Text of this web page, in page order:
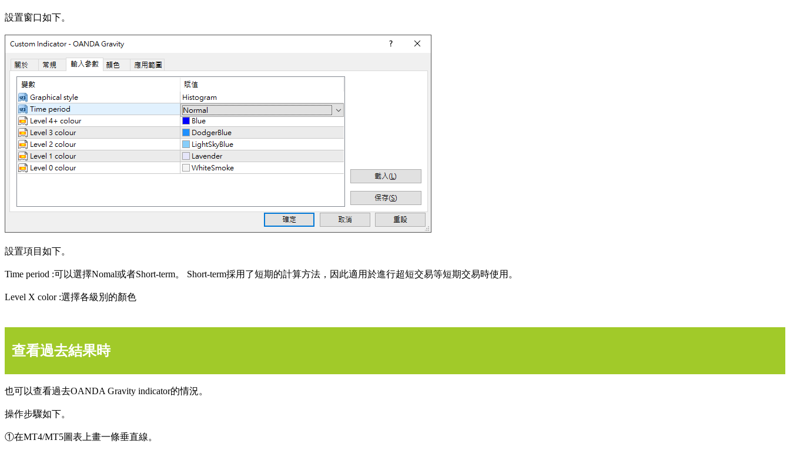
設置窗口如下。
設置項目如下。
Time period :可以選擇Nomal或者Short-term。 Short-term採用了短期的計算方法，因此適用於進行超短交易等短期交易時使用。
Level X color :選擇各級別的顏色
查看過去結果時
也可以查看過去OANDA Gravity indicator的情況。
操作步驟如下。
①在MT4/MT5圖表上畫一條垂直線。